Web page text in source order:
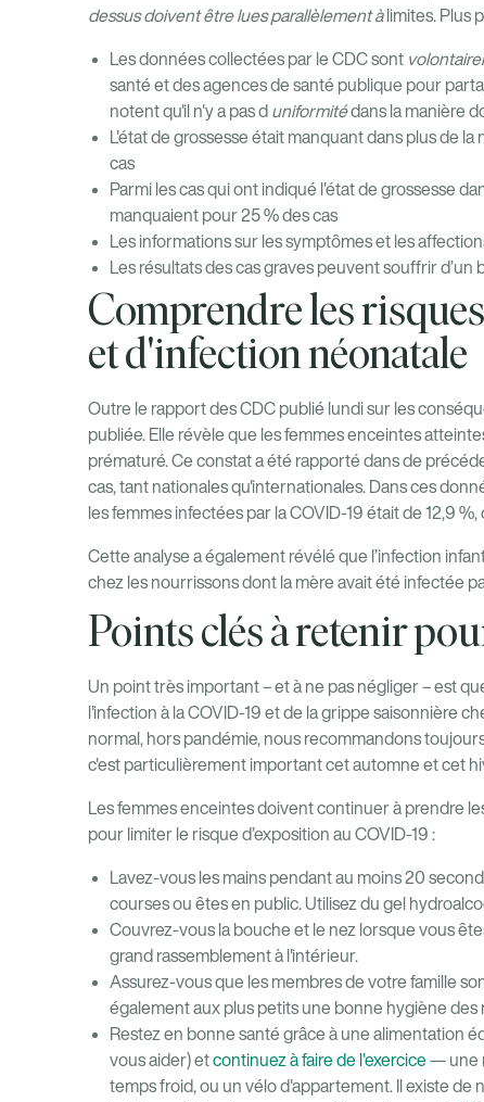
dessus doivent être lues parallèlement à limites. Plus
Les données collectées par le CDC sont
santé et des agences de santé publique pour
notent qu'il n'y a pas d uniformitédans la manière
L'état de grossesse était manquant dans plus de
cas
Parmi les cas qui ont indiqué l'état de grossesse
manquaient pour 25 % des cas
Les informations sur les symptômes et les
Les résultats des cas graves peuvent souffrir d’un
Comprendre les
et d'infection néonatale
Outre le rapport des CDC publié lundi sur les
publiée. Elle révèle que les femmes enceintes
prématuré. Ce constat a été rapporté dans de
cas, tant nationales qu'internationales. Dans ces
les femmes infectées par la COVID-19 était de 12,9
Cette analyse a également révélé que l’infection
chez les nourrissons dont la mère avait été infectée
Points clés à retenir
Un point très important – et à ne pas négliger – est
l'infection à la COVID-19 et de la grippe saisonnière
normal, hors pandémie, nous recommandons
c'est particulièrement important cet automne et cet
Les femmes enceintes doivent continuer à prendre
pour limiter le risque d’exposition au COVID-19 :
Lavez-vous les mains pendant au moins 20
courses ou êtes en public. Utilisez du gel
Couvrez-vous la bouche et le nez lorsque vous
grand rassemblement à l'intérieur.
Assurez-vous que les membres de votre famille
également aux plus petits une bonne hygiène des
Restez en bonne santé grâce à une alimentation
vous aider) etcontinuez à faire de l'exercice— une
temps froid, ou un vélo d'appartement. Il existe de